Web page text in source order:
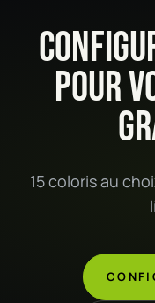
POUR
15 coloris au